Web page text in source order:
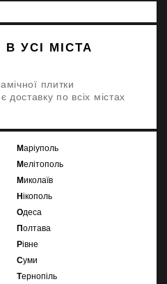
УСІ МІСТА
плитки
доставку по всіх містах
Маріуполь
Мелітополь
Миколаїв
Нікополь
Одеса
Полтава
Рівне
Суми
Тернопіль